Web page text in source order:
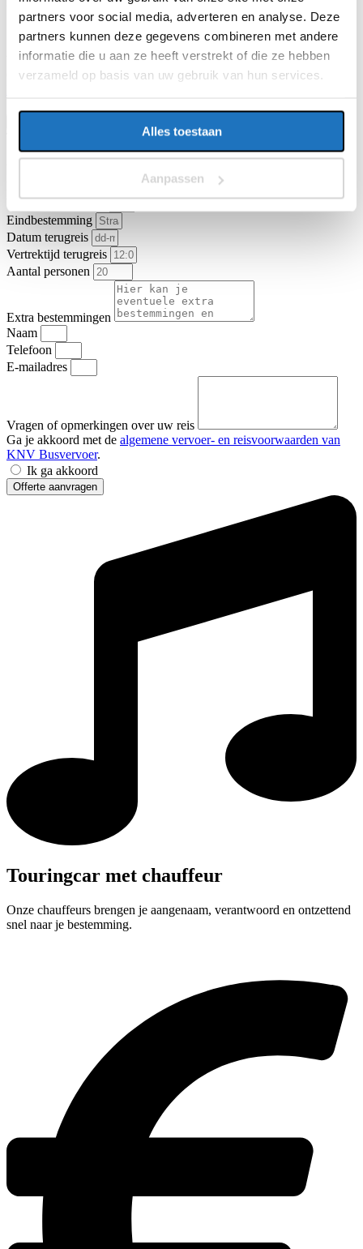
partners voor social media, adverteren en analyse. Deze
partners kunnen deze gegevens combineren met andere
informatie die u aan ze heeft verstrekt of die ze hebben
verzameld op basis van uw gebruik van hun services.
Alles toestaan
Aanpassen
Vragen of opmerkingen over uw reis
Ga je akkoord met dealgemene vervoer- en reisvoorwaarden van
Touringcar
Partybus
Vertrektijd heenreis
Eindbestemming
Datum terugreis
Vertrektijd terugreis
Aantal personen
Extra bestemmingen
Naam
Telefoon
E-mailadres
Vragen of opmerkingen over uw reis
Ga je akkoord met de algemene vervoer- en reisvoorwaarden van
KNV Busvervoer.
Ik ga akkoord
Offerte aanvragen
Touringcar met chauffeur
Onze chauffeurs brengen je aangenaam, verantwoord en ontzettend
snel naar je bestemming.